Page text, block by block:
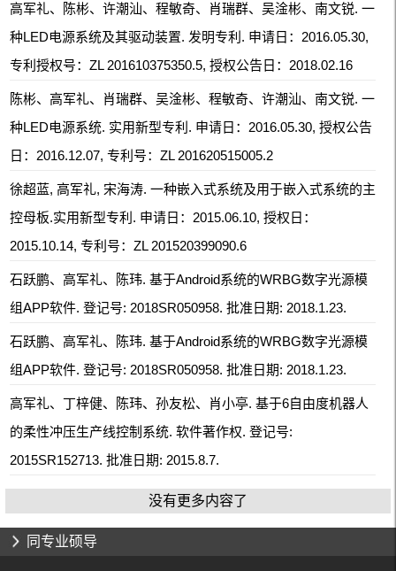
高军礼、陈彬、许潮汕、程敏奇、肖瑞群、吴淦彬、南文锐. 一
种LED电源系统及其驱动装置. 发明专利. 申请日：2016.05.30,
专利授权号：ZL 201610375350.5, 授权公告日：2018.02.16
陈彬、高军礼、肖瑞群、吴淦彬、程敏奇、许潮汕、南文锐. 一
种LED电源系统. 实用新型专利. 申请日：2016.05.30, 授权公告
日：2016.12.07, 专利号：ZL 201620515005.2
徐超蓝, 高军礼, 宋海涛. 一种嵌入式系统及用于嵌入式系统的主
控母板.实用新型专利. 申请日：2015.06.10, 授权日：
2015.10.14, 专利号：ZL 201520399090.6
石跃鹏、高军礼、陈玮. 基于Android系统的WRBG数字光源模
组APP软件. 登记号: 2018SR050958. 批准日期: 2018.1.23.
石跃鹏、高军礼、陈玮. 基于Android系统的WRBG数字光源模
组APP软件. 登记号: 2018SR050958. 批准日期: 2018.1.23.
高军礼、丁梓健、陈玮、孙友松、肖小亭. 基于6自由度机器人
的柔性冲压生产线控制系统. 软件著作权. 登记号:
2015SR152713. 批准日期: 2015.8.7.
没有更多内容了
同专业硕导